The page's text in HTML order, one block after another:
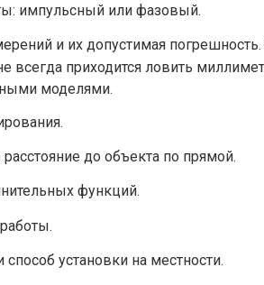
импульсный или фазовый.
и их допустимая погрешность.
всегда приходится ловить
моделями.
до объекта по прямой.
функций.
способ установки на местности.